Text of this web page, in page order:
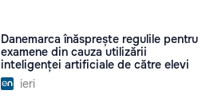
Danemarca înăsprește regulile pentru
examene din cauza utilizării
inteligenței artificiale de către elevi
ieri